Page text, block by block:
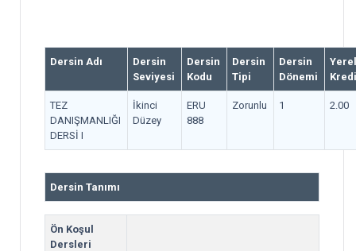
Dersin Adı
Dersin
Seviyesi
Dersin
Kodu
Dersin
Tipi
Dersin
Dönemi
Yerel
Kredi
TEZ
DANIŞMANLIĞI
DERSİ I
İkinci
Düzey
ERU
888
Zorunlu 1 2.00
Dersin Tanımı
Ön Koşul
Dersleri